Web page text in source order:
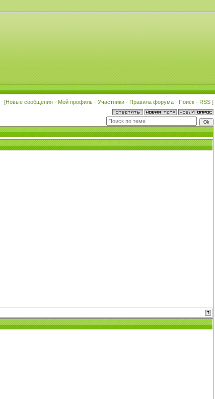
[Новые сообщения · Мой профиль · Участники · Правила форума · Поиск · RSS ]